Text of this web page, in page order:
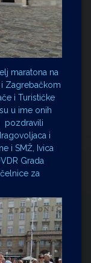
maratona na
Zagrebačkom
i Turističke
u ime onih
pozdravili
i
i SMŽ, Ivica
Grada
za